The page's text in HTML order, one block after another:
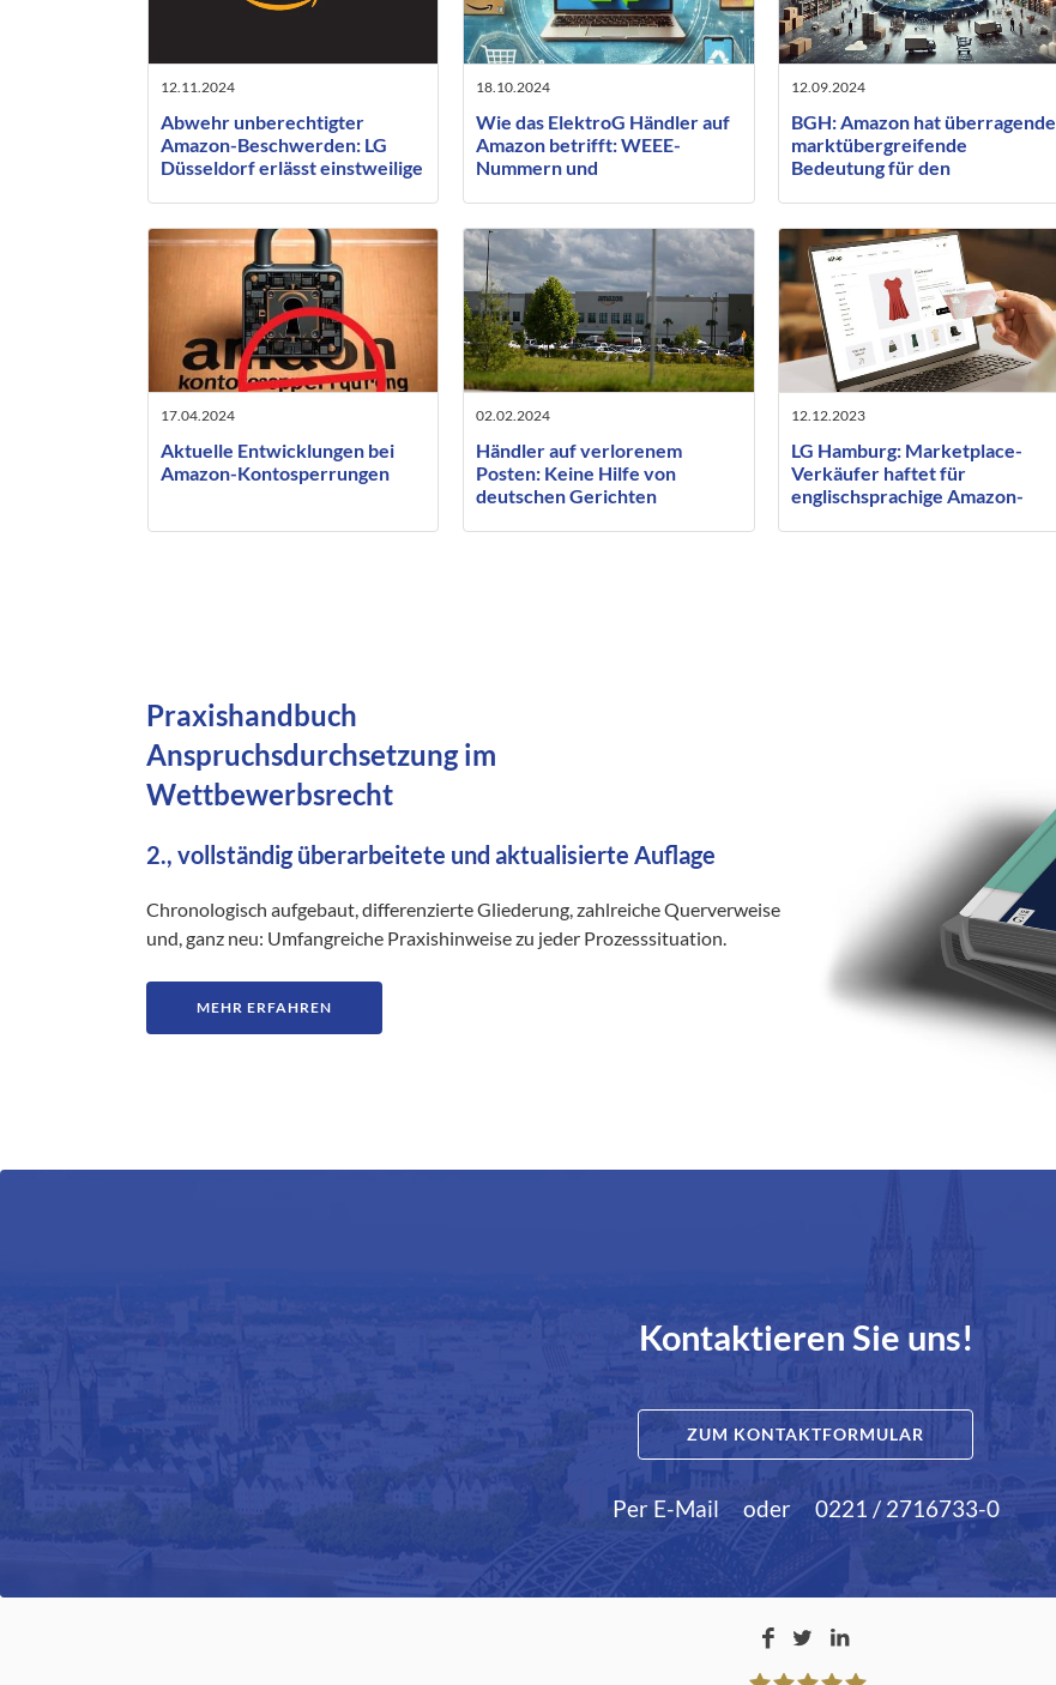
12.11.2024
Abwehr unberechtigter
Amazon-Beschwerden: LG
Düsseldorf erlässt einstweilige
18.10.2024
Wie das ElektroG Händler auf
Amazon betrifft: WEEE-
Nummern und
12.09.2024
BGH: Amazon hat überragende
marktübergreifende
Bedeutung für den
17.04.2024
Aktuelle Entwicklungen bei
Amazon-Kontosperrungen
02.02.2024
Händler auf verlorenem
Posten: Keine Hilfe von
deutschen Gerichten
12.12.2023
LG Hamburg: Marketplace-
Verkäufer haftet für
englischsprachige Amazon-
Praxishandbuch
Anspruchsdurchsetzung im
Wettbewerbsrecht
2., vollständig überarbeitete und aktualisierte Auflage
Chronologisch aufgebaut, differenzierte Gliederung, zahlreiche Querverweise
und, ganz neu: Umfangreiche Praxishinweise zu jeder Prozesssituation.
MEHR ERFAHREN
Kontaktieren Sie uns!
ZUM KONTAKTFORMULAR
Per E-Mail oder 0221 / 2716733-0